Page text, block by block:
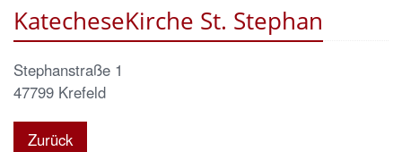
KatecheseKirche St. Stephan
Stephanstraße 1
47799 Krefeld
Zurück